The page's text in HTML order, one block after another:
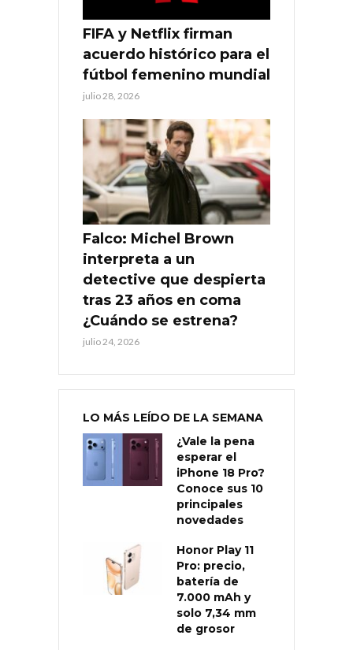
FIFA y Netflix firman
acuerdo histórico para el
fútbol femenino mundial
julio 28, 2026
Falco: Michel Brown
interpreta a un
detective que despierta
tras 23 años en coma
¿Cuándo se estrena?
julio 24, 2026
LO MÁS LEÍDO DE LA SEMANA
¿Vale la pena
esperar el
iPhone 18 Pro?
Conoce sus 10
principales
novedades
Honor Play 11
Pro: precio,
batería de
7.000 mAh y
solo 7,34 mm
de grosor